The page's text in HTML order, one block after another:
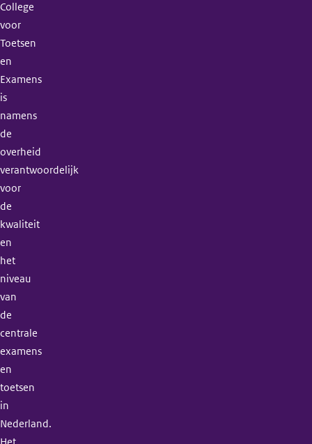
College
voor
Toetsen
en
Examens
is
namens
de
overheid
verantwoordelijk
voor
de
kwaliteit
en
het
niveau
van
de
centrale
examens
en
toetsen
in
Nederland.